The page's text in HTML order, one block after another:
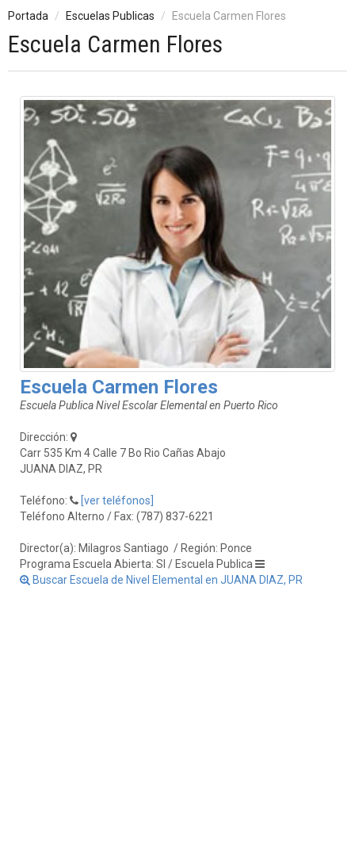
Portada Escuelas Publicas Escuela Carmen Flores
Escuela Carmen Flores
Escuela Carmen Flores
Escuela Publica Nivel Escolar Elemental en Puerto Rico
Dirección:
Carr 535 Km 4 Calle 7 Bo Rio Cañas Abajo
JUANA DIAZ, PR
Teléfono:
[ver teléfonos]
Teléfono Alterno / Fax: (787) 837-6221
Director(a): Milagros Santiago / Región: Ponce
Programa Escuela Abierta: SI / Escuela Publica
Buscar Escuela de Nivel Elemental en JUANA DIAZ, PR